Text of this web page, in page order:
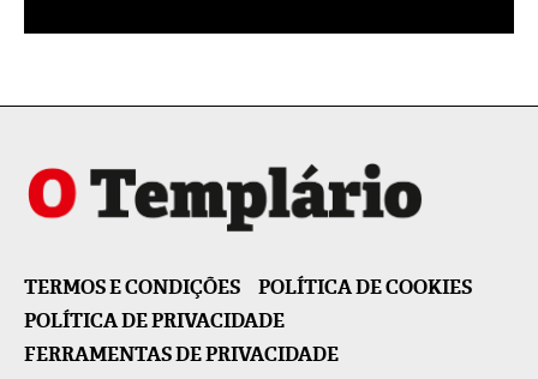
TERMOS E CONDIÇÕES
POLÍTICA DE COOKIES
POLÍTICA DE PRIVACIDADE
FERRAMENTAS DE PRIVACIDADE